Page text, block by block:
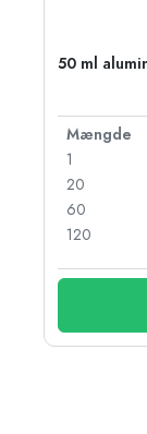
50 ml
Mængde
1
20
60
120